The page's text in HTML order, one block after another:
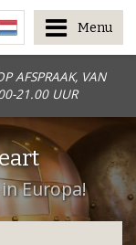
AFSPRAAK, VAN
21.00 UUR
Menu
Europa!